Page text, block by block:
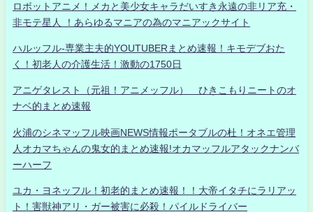
ロボットアニメ！メカと美少女キャラだいすき永遠の非リア充・
非モテ星人 ！あらゆるマニアの為のマニアックサイト
ハルッフル-専業主夫的YOUTUBERまとめ速報！キモデブおた
く！初老人の介護生活！激動の1750日
アニゲタレスト（元祖！アニメッフル） ひきこもりニートのオ
ナベ的まとめ速報
火浦のシネマッフル映画NEWS情報ポータブルの杜！オネエ管理
人オカマちゃんの鬼女的まとめ速報!オカマッフルアタックナンバ
ーハーフ
ユカ・ヨネッフル！初老的まとめ速報！！大帝イタチにラリアッ
ト！害獣神アリ・ガー被害に必殺！パイルドライバー